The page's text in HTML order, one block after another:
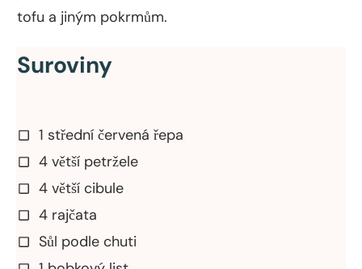
tofu a jiným pokrmům.
Suroviny
1 střední červená řepa
4 větší petržele
4 větší cibule
4 rajčata
Sůl podle chuti